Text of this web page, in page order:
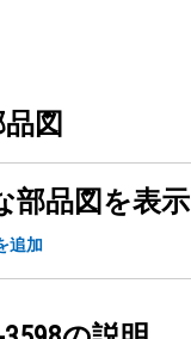
図
部品図を表示
追加